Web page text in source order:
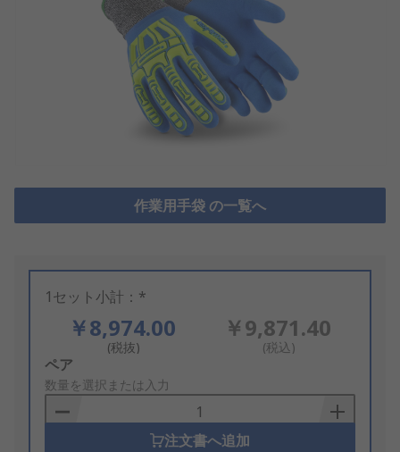
作業用手袋 の一覧へ
1セット小計：*
￥8,974.00
(税抜)
￥9,871.40
(税込)
Add
to
Basket
ペア
数量を選択または入力
注文書へ追加